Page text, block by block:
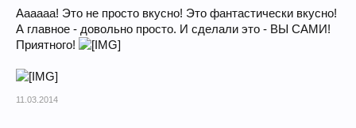
Аааааа! Это не просто вкусно! Это фантастически вкусно!
А главное - довольно просто. И сделали это - ВЫ САМИ!
Приятного!
11.03.2014